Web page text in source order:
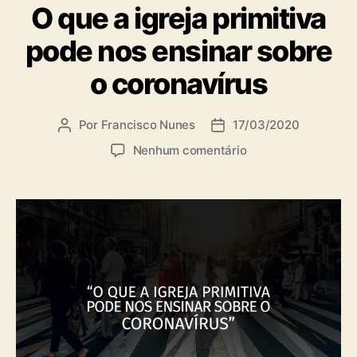
t
e
g
o
r
s
O que a igreja primitiva
pode nos ensinar sobre
o coronavírus
A
r
d
p
Por Francisco Nunes
D
a
d
b
l
i
c
a
ç
17/03/2020
Nenhum comentárioe
q
g
r
j